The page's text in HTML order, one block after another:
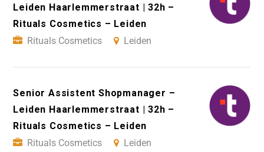
Leiden Haarlemmerstraat | 32h –
Rituals Cosmetics – Leiden
Rituals Cosmetics
Leiden
Senior Assistent Shopmanager –
Leiden Haarlemmerstraat | 32h –
Rituals Cosmetics – Leiden
Rituals Cosmetics
Leiden